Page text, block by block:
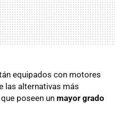
equipados con motores
las alternativas más
poseen un mayor grado